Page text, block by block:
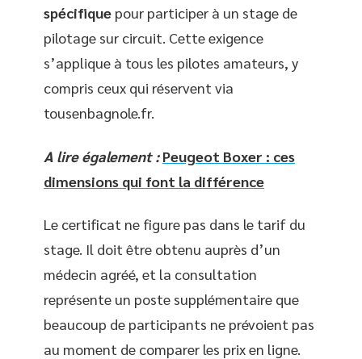
spécifique pour participer à un stage de
pilotage sur circuit. Cette exigence
s’applique à tous les pilotes amateurs, y
compris ceux qui réservent via
tousenbagnole.fr.
A lire également : Peugeot Boxer : ces
dimensions qui font la différence
Le certificat ne figure pas dans le tarif du
stage. Il doit être obtenu auprès d’un
médecin agréé, et la consultation
représente un poste supplémentaire que
beaucoup de participants ne prévoient pas
au moment de comparer les prix en ligne.